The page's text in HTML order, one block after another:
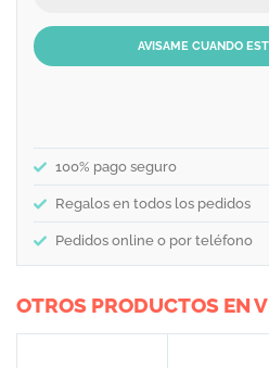
AVISAME CUANDO
100% pago seguro
Regalos en todos los pedidos
Pedidos online o por teléfono
OTROS PRODUCTOS EN